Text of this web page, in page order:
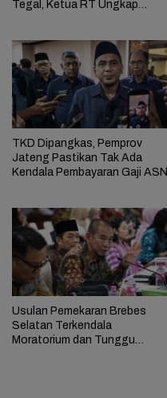
Tegal, Ketua RT Ungkap
TKD Dipangkas, Pemprov
Jateng Pastikan Tak Ada
Kendala Pembayaran Gaji ASN
Usulan Pemekaran Brebes
Selatan Terkendala
Moratorium dan Tunggu